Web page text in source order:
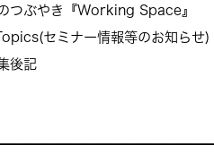
ぶやき『Working Space』
セミナー情報等のお知らせ)
記